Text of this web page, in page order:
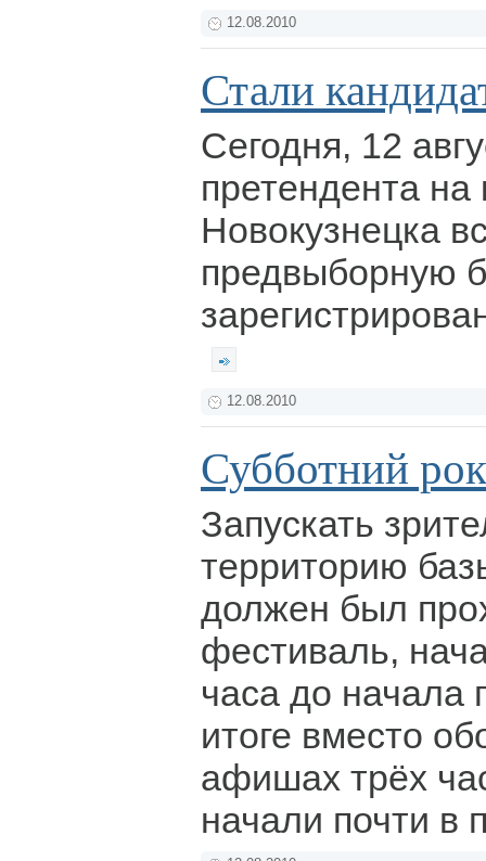
12.08.2010
Стали
Сегодня, 12
претендента на
Новокузнецка
предвыборную
12.08.2010
Субботний
Запускать
территорию
должен был
фестиваль,
часа до начала
итоге вместо
афишах трёх
начали почти в